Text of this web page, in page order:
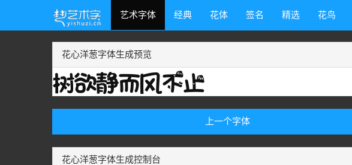
艺术字体 经典 花体 签名 精选 花鸟
花心洋葱字体生成预览
上一个字体
花心洋葱字体生成控制台